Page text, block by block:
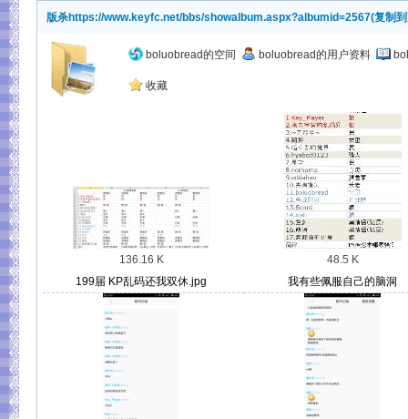
版杀https://www.keyfc.net/bbs/showalbum.aspx?albumid=2567(复制
boluobread的空间 boluobread的用户资料
收藏
136.16 K
199届 KP乱码还我双休.jpg
48.5 K
我有些佩服自己的脑洞